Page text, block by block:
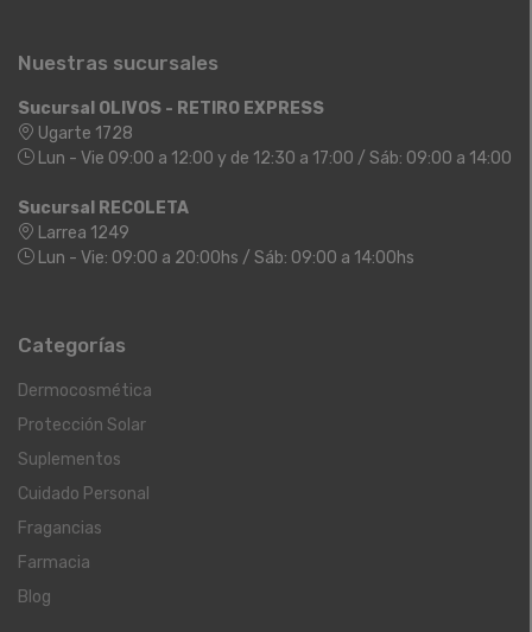
Nuestras sucursales
Sucursal OLIVOS - RETIRO EXPRESS
Ugarte 1728
Lun - Vie 09:00 a 12:00 y de 12:30 a 17:00 / Sáb: 09:00 a 14:00
Sucursal RECOLETA
Larrea 1249
Lun - Vie: 09:00 a 20:00hs / Sáb: 09:00 a 14:00hs
Categorías
Dermocosmética
Protección Solar
Suplementos
Cuidado Personal
Fragancias
Farmacia
Blog